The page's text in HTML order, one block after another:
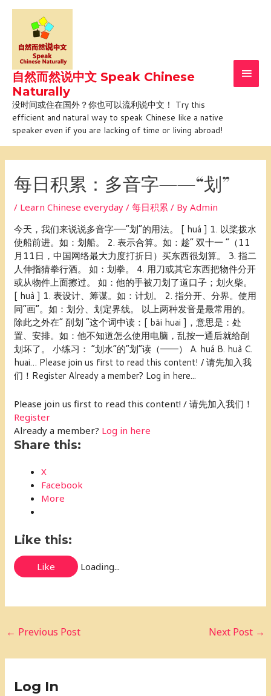
Skip
content
自然而然说中文 Speak Chinese
Naturally
没时间或住在国外？你也可以流利说中文！ Try this
efficient and natural way to speak Chinese like a native
speaker even if you are lacking of time or living abroad!
每日积累：多音字——“划”
/ Learn Chinese everyday / 每日积累 / ByAdmin
今天，我们来说说多音字——“划”的用法。 [ huá ] 1. 以桨拨水
使船前进。如：划船。 2. 表示合算。如：趁“ 双十一 ”（11
月11日，中国网络最大力度打折日）买东西很划算。 3. 指二
人伸指猜拳行酒。 如：划拳。 4. 用刀或其它东西把物件分开
或从物件上面擦过。 如：他的手被刀划了道口子；划火柴。
[ huà ] 1. 表设计、筹谋。如：计划。 2. 指分开、分界。使用
同“画”。如：划分、划定界线。 以上两种发音是最常用的。
除此之外在“ 㓦划 ”这个词中读：[ bāi huai ]，意思是：处
置、安排。如：他不知道怎么使用电脑，乱按一通后就给㓦
划坏了。 小练习： “划水”的“划”读（———） A. huá B. huà C.
huai… Please join us first to read this content! / 请先加入我
们！Register Already a member? Log in here...
Please join us first to read this content! / 请先加入我们！
Register
Already a member? Log in here
Share this:
X
Facebook
More
Like this:
Like Loading...
← Previous Post Next Post →
Log In